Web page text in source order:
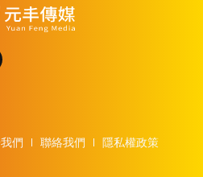
們 聯絡我們
隱私權政策